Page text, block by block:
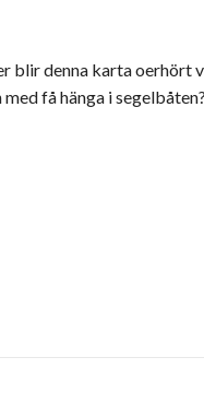
denna karta oerhört
få hänga i